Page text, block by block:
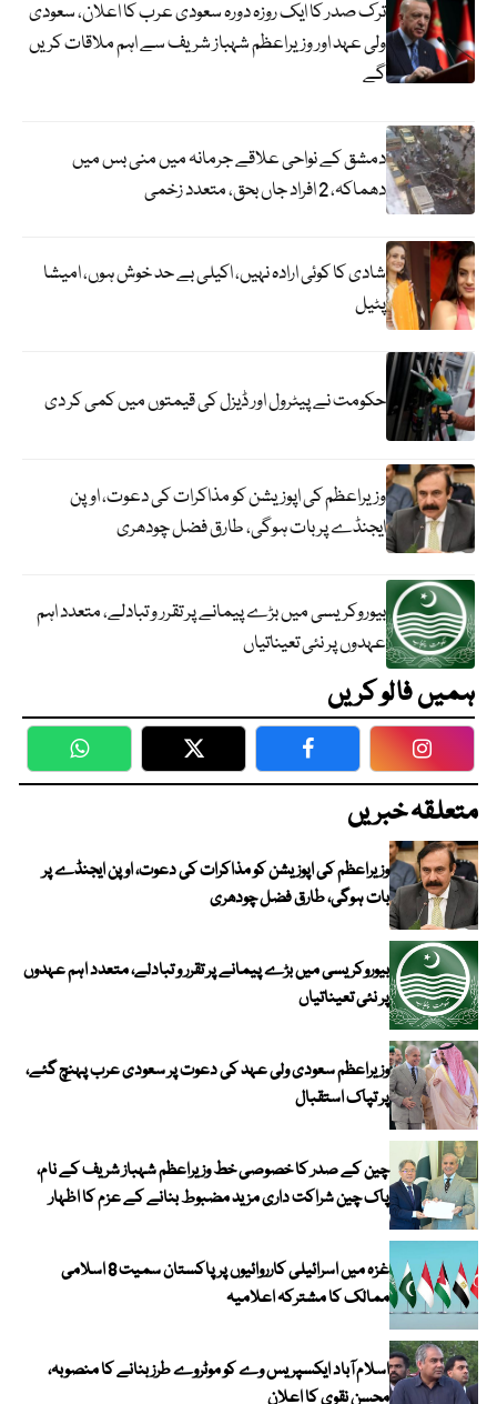
ترک صدر کا ایک روزہ دورہ سعودی عرب کا اعلان، سعودی
ولی عہد اور وزیراعظم شہباز شریف سے اہم ملاقات کریں
گے
دمشق کے نواحی علاقے جرمانہ میں منی بس میں
دھماکہ، 2 افراد جاں بحق، متعدد زخمی
شادی کا کوئی ارادہ نہیں، اکیلی بے حد خوش ہوں، امیشا
پٹیل
حکومت نے پیٹرول اور ڈیزل کی قیمتوں میں کمی کر دی
وزیراعظم کی اپوزیشن کو مذاکرات کی دعوت، اوپن
ایجنڈے پر بات ہوگی، طارق فضل چودھری
بیوروکریسی میں بڑے پیمانے پر تقرر و تبادلے، متعدد اہم
عہدوں پر نئی تعیناتیاں
ہمیں فالو کریں
WhatsApp Twitter Facebook
متعلقہ خبریں
وزیراعظم کی اپوزیشن کو مذاکرات کی دعوت، اوپن ایجنڈے پر
بات ہوگی، طارق فضل چودھری
بیوروکریسی میں بڑے پیمانے پر تقرر و تبادلے، متعدد اہم عہدوں
پر نئی تعیناتیاں
وزیراعظم سعودی ولی عہد کی دعوت پر سعودی عرب پہنچ گئے،
پر تپاک استقبال
چین کے صدر کا خصوصی خط وزیراعظم شہباز شریف کے نام،
پاک چین شراکت داری مزید مضبوط بنانے کے عزم کا اظہار
غزہ میں اسرائیلی کارروائیوں پر پاکستان سمیت 8 اسلامی
ممالک کا مشترکہ اعلامیہ
اسلام آباد ایکسپریس وے کو موٹروے طرز بنانے کا منصوبہ،
محسن نقوی کا اعلان